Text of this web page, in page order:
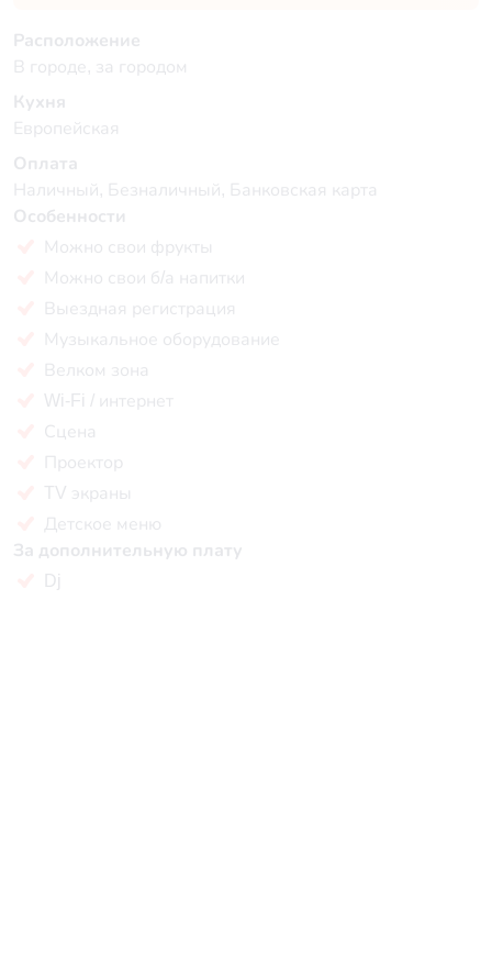
Расположение
В городе, за городом
Кухня
Европейская
Оплата
Наличный, Безналичный, Банковская карта
Особенности
Можно свои фрукты
Можно свои б/а напитки
Выездная регистрация
Музыкальное оборудование
Велком зона
Wi-Fi / интернет
Сцена
Проектор
TV экраны
Детское меню
За дополнительную плату
Dj